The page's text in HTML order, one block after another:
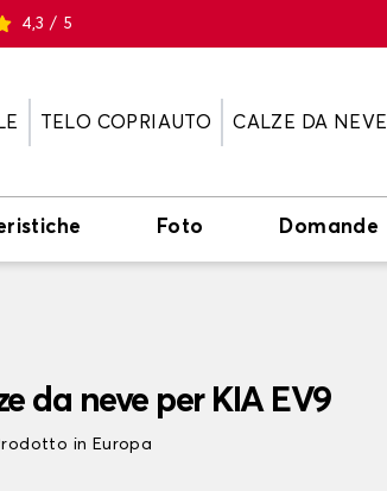
4,3 / 5
TELO COPRIAUTO
CALZE DA NEVE
Foto Domande
da neve per KIA EV9
in Europa